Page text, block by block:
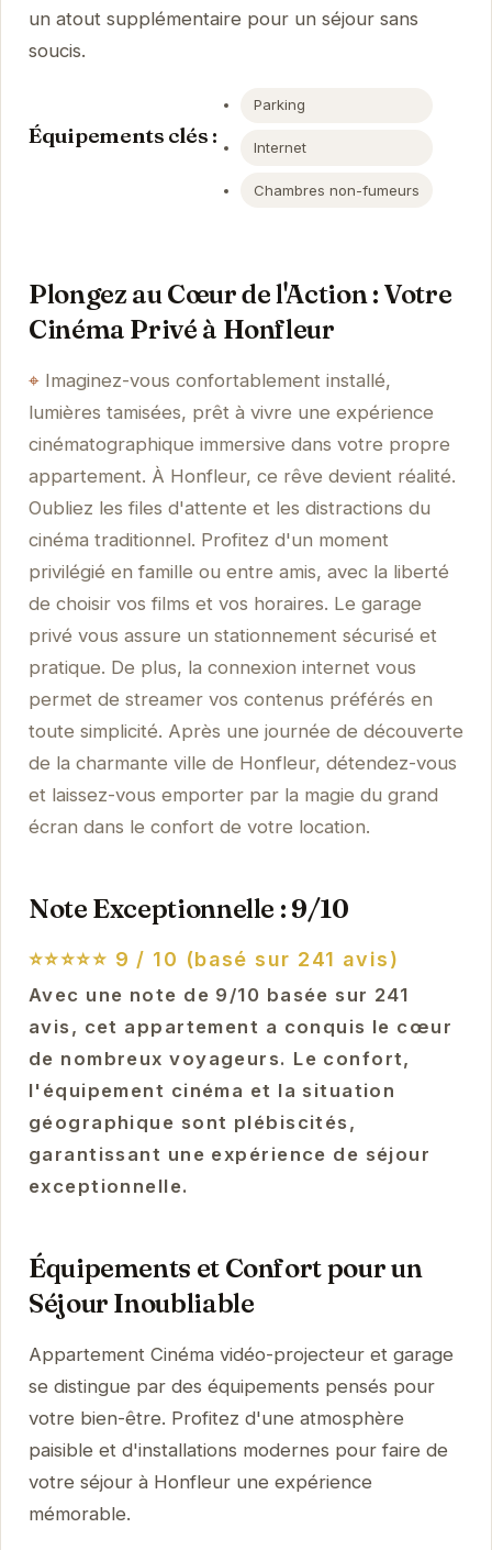
un atout supplémentaire pour un séjour sans
soucis.
Équipements clés :
Parking
Internet
Chambres non-fumeurs
Plongez au Cœur de l'Action : Votre
Cinéma Privé à Honfleur
Imaginez-vous confortablement installé,
lumières tamisées, prêt à vivre une expérience
cinématographique immersive dans votre propre
appartement. À Honfleur, ce rêve devient réalité.
Oubliez les files d'attente et les distractions du
cinéma traditionnel. Profitez d'un moment
privilégié en famille ou entre amis, avec la liberté
de choisir vos films et vos horaires. Le garage
privé vous assure un stationnement sécurisé et
pratique. De plus, la connexion internet vous
permet de streamer vos contenus préférés en
toute simplicité. Après une journée de découverte
de la charmante ville de Honfleur, détendez-vous
et laissez-vous emporter par la magie du grand
écran dans le confort de votre location.
Note Exceptionnelle : 9/10
⭐⭐⭐⭐⭐ 9 / 10 (basé sur 241 avis)
Avec une note de 9/10 basée sur 241
avis, cet appartement a conquis le cœur
de nombreux voyageurs. Le confort,
l'équipement cinéma et la situation
géographique sont plébiscités,
garantissant une expérience de séjour
exceptionnelle.
Équipements et Confort pour un
Séjour Inoubliable
Appartement Cinéma vidéo-projecteur et garage
se distingue par des équipements pensés pour
votre bien-être. Profitez d'une atmosphère
paisible et d'installations modernes pour faire de
votre séjour à Honfleur une expérience
mémorable.